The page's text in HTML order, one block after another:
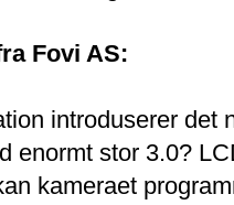
Fovi AS:
introduserer det
enormt stor 3.0?
kameraet